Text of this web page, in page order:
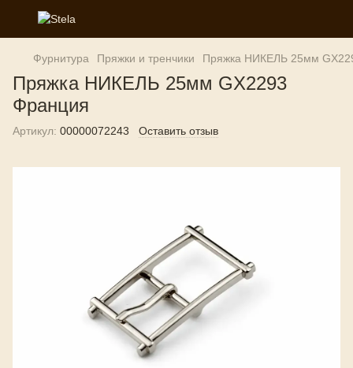
Фурнитура Пряжки и тренчики Пряжка НИКЕЛЬ 25мм
Пряжка НИКЕЛЬ 25мм GX2293
Франция
Артикул: 00000072243 Оставить отзыв